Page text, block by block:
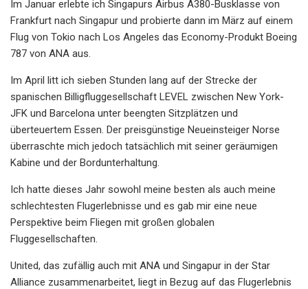
Im Januar erlebte ich Singapurs Airbus A380-Busklasse von
Frankfurt nach Singapur und probierte dann im März auf einem
Flug von Tokio nach Los Angeles das Economy-Produkt Boeing
787 von ANA aus.
Im April litt ich sieben Stunden lang auf der Strecke der
spanischen Billigfluggesellschaft LEVEL zwischen New York-
JFK und Barcelona unter beengten Sitzplätzen und
überteuertem Essen. Der preisgünstige Neueinsteiger Norse
überraschte mich jedoch tatsächlich mit seiner geräumigen
Kabine und der Bordunterhaltung.
Ich hatte dieses Jahr sowohl meine besten als auch meine
schlechtesten Flugerlebnisse und es gab mir eine neue
Perspektive beim Fliegen mit großen globalen
Fluggesellschaften.
United, das zufällig auch mit ANA und Singapur in der Star
Alliance zusammenarbeitet, liegt in Bezug auf das Flugerlebnis